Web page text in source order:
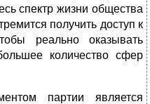
спектр жизни общества
получить доступ к
реаль­но оказывать
количество сфер
партии является